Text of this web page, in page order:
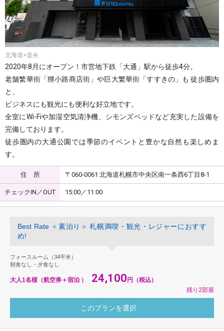
北海道>道央
2020年8月にオープン！市営地下鉄「大通」駅から徒歩4分。
老舗繁華街「狸小路商店街」や巨大繁華街「すすきの」も 徒歩圏内
と、
ビジネスにも観光にも便利な好立地です。
全室にWi-Fiや加湿空気清浄機、シモンズベッドなど充実した設備を
完備しております。
徒歩圏内の大通公園では季節のイベントと豊かな自然も楽しめま
す。
住 所 〒060-0061 北海道札幌市中央区南一条西6丁目8-1
チェックIN／OUT 15:00／11:00
Best Rate ＜素泊り＞ 札幌満喫・観光・レジャーにおすす
め!
フォースルーム（34平米）
朝食なし・夕食なし
大人1名様（航空券＋宿泊 ） 24,100円（税込）
残り2部屋